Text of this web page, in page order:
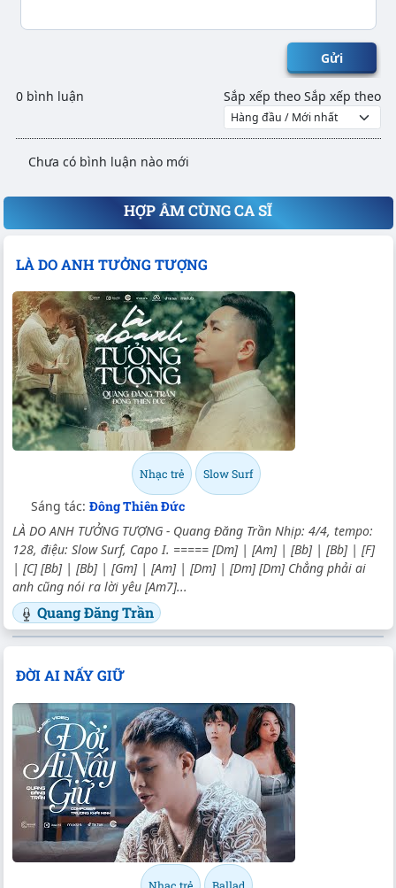
Gửi
0 bình luận Sắp xếp theo Sắp xếp theo
Chưa có bình luận nào mới
HỢP ÂM CÙNG CA SĨ
LÀ DO ANH TƯỞNG TƯỢNG
Nhạc trẻ Slow Surf
Sáng tác: Đông Thiên Đức
LÀ DO ANH TƯỞNG TƯỢNG - Quang Đăng Trần Nhịp: 4/4, tempo:
128, điệu: Slow Surf, Capo I. ===== [Dm] | [Am] | [Bb] | [Bb] | [F]
| [C] [Bb] | [Bb] | [Gm] | [Am] | [Dm] | [Dm] [Dm] Chẳng phải ai
anh cũng nói ra lời yêu [Am7]...
Quang Đăng Trần
ĐỜI AI NẤY GIỮ
Nhạc trẻ Ballad